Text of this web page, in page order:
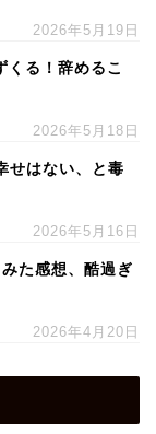
2026年5月19日
くる！辞めるこ
2026年5月18日
せはない、と毒
2026年5月16日
た感想、酷過ぎ
2026年4月20日